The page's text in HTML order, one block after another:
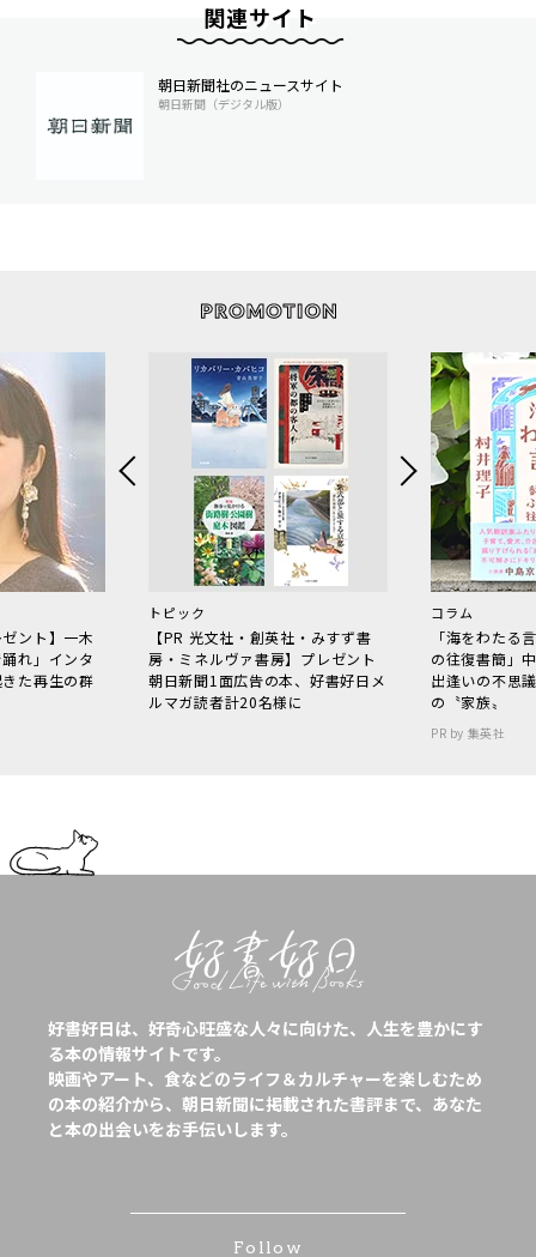
関連サイト
朝日新聞社のニュースサイト
朝日新聞（デジタル版）
ント】一木
れ」インタ
た再生の群
トピック
【PR 光文社・創英社・みすず書
房・ミネルヴァ書房】プレゼント
朝日新聞1面広告の本、好書好日メ
ルマガ読者計20名様に
コラム
「海をわた
の往復書簡」
出逢いの不思
の〝家族〟
PR by 集英社
好書好日は、好奇心旺盛な人々に向けた、人生を豊かにす
る本の情報サイトです。
映画やアート、食などのライフ＆カルチャーを楽しむため
の本の紹介から、朝日新聞に掲載された書評まで、あなた
と本の出会いをお手伝いします。
Follow